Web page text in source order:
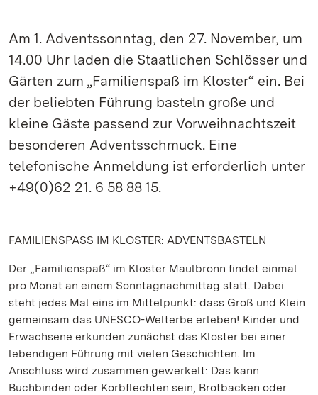
Am 1. Adventssonntag, den 27. November, um
14.00 Uhr laden die Staatlichen Schlösser und
Gärten zum „Familienspaß im Kloster“ ein. Bei
der beliebten Führung basteln große und
kleine Gäste passend zur Vorweihnachtszeit
besonderen Adventsschmuck. Eine
telefonische Anmeldung ist erforderlich unter
+49(0)62 21. 6 58 88 15.
FAMILIENSPASS IM KLOSTER: ADVENTSBASTELN
Der „Familienspaß“ im Kloster Maulbronn findet einmal
pro Monat an einem Sonntagnachmittag statt. Dabei
steht jedes Mal eins im Mittelpunkt: dass Groß und Klein
gemeinsam das UNESCO-Welterbe erleben! Kinder und
Erwachsene erkunden zunächst das Kloster bei einer
lebendigen Führung mit vielen Geschichten. Im
Anschluss wird zusammen gewerkelt: Das kann
Buchbinden oder Korbflechten sein, Brotbacken oder